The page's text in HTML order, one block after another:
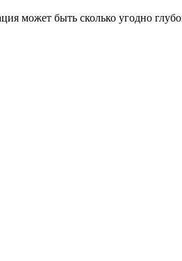
может быть сколько угодно